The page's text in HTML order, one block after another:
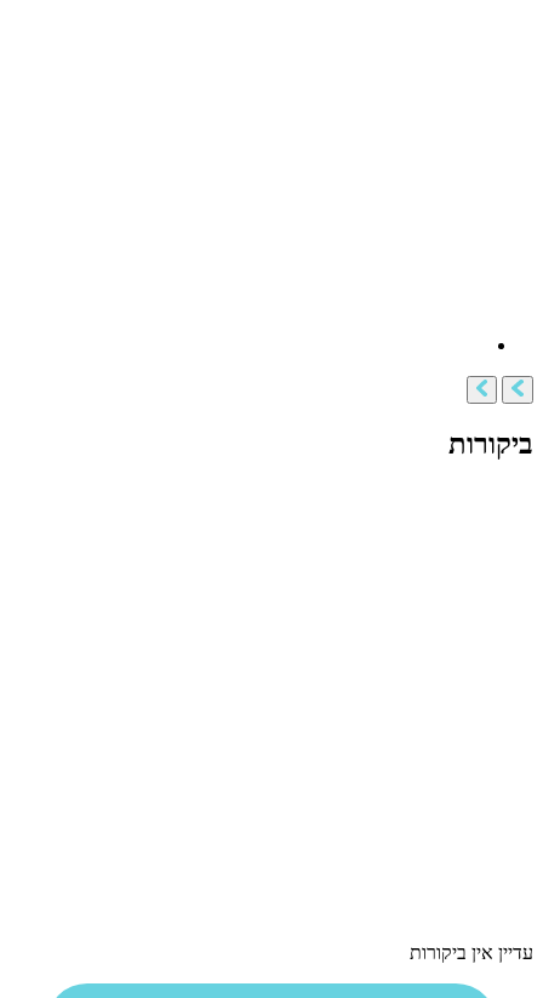
ביקורות
עדיין אין ביקורות